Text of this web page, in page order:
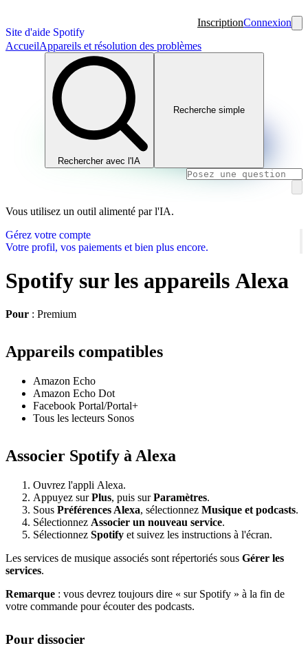
Site d'aide Spotify
InscriptionConnexion
AccueilAppareils et résolution des problèmes
Rechercher avec l'IA
Recherche simple
Vous utilisez un outil alimenté par l'IA.
Gérez votre compte
Votre profil, vos paiements et bien plus encore.
Spotify sur les appareils Alexa
Pour : Premium
Appareils compatibles
Amazon Echo
Amazon Echo Dot
Facebook Portal/Portal+
Tous les lecteurs Sonos
Associer Spotify à Alexa
Ouvrez l'appli Alexa.
Appuyez surPlus, puis surParamètres.
Sous Préférences Alexa, sélectionnez Musique et podcasts.
Sélectionnez Associer un nouveau service.
Sélectionnez Spotify et suivez les instructions à l'écran.
Les services de musique associés sont répertoriés sous Gérer les
services.
Remarque : vous devrez toujours dire « sur Spotify » à la fin de
votre commande pour écouter des podcasts.
Pour dissocier